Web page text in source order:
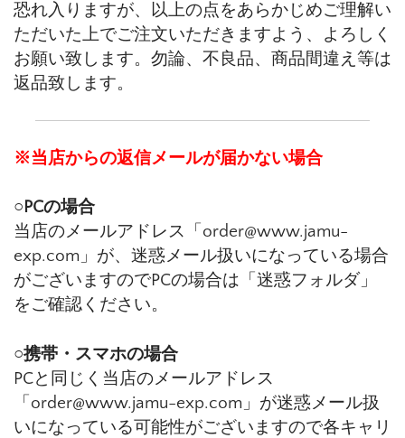
恐れ入りますが、以上の点をあらかじめご理解い
ただいた上でご注文いただきますよう、よろしく
お願い致します。勿論、不良品、商品間違え等は
返品致します。
※当店からの返信メールが届かない場合
○PCの場合
当店のメールアドレス「order@www.jamu-
exp.com」が、迷惑メール扱いになっている場合
がございますのでPCの場合は「迷惑フォルダ」
をご確認ください。
○携帯・スマホの場合
PCと同じく当店のメールアドレス
「order@www.jamu-exp.com」が迷惑メール扱
いになっている可能性がございますので各キャリ